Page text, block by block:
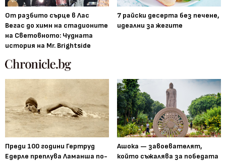
От разбито сърце в Лас
Вегас до химн на стадионите
на Световното: Чудната
история на Mr. Brightside
7 райски десерта без печене,
идеални за жегите
Преди 100 години Гертруд
Едерле преплува Ламанша по-
Ашока — завоевателят,
който съжалява за победата